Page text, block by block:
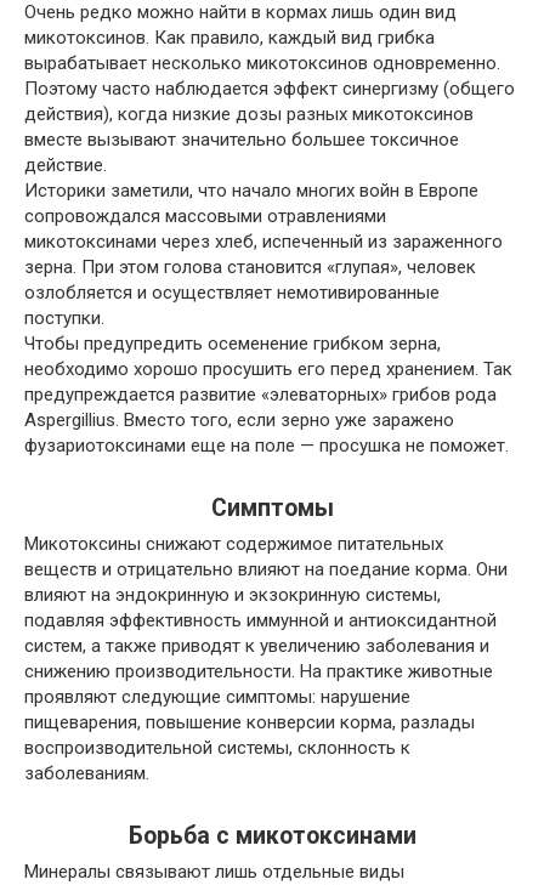
Очень редко можно найти в кормах лишь один вид
микотоксинов. Как правило, каждый вид грибка
вырабатывает несколько микотоксинов одновременно.
Поэтому часто наблюдается эффект синергизму (общего
действия), когда низкие дозы разных микотоксинов
вместе вызывают значительно большее токсичное
действие.
Историки заметили, что начало многих войн в Европе
сопровождался массовыми отравлениями
микотоксинами через хлеб, испеченный из зараженного
зерна. При этом голова становится «глупая», человек
озлобляется и осуществляет немотивированные
поступки.
Чтобы предупредить осеменение грибком зерна,
необходимо хорошо просушить его перед хранением. Так
предупреждается развитие «элеваторных» грибов рода
Aspergillius. Вместо того, если зерно уже заражено
фузариотоксинами еще на поле — просушка не поможет.
Симптомы
Микотоксины снижают содержимое питательных
веществ и отрицательно влияют на поедание корма. Они
влияют на эндокринную и экзокринную системы,
подавляя эффективность иммунной и антиоксидантной
систем, а также приводят к увеличению заболевания и
снижению производительности. На практике животные
проявляют следующие симптомы: нарушение
пищеварения, повышение конверсии корма, разлады
воспроизводительной системы, склонность к
заболеваниям.
Борьба с микотоксинами
Минералы связывают лишь отдельные виды